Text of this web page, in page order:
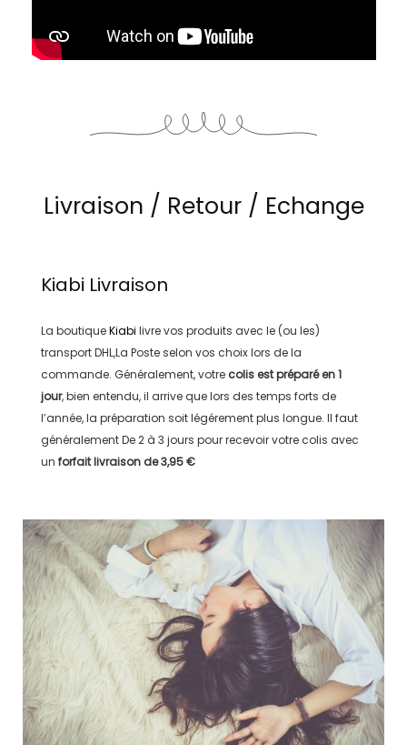
Livraison / Retour / Echange
Kiabi Livraison
La boutiqueKiabi livre vos produits avec le (ou les)
transportDHL,La Posteselon vos choix lors de la
commande. Généralement, votre colis est préparé en1
jour, bien entendu, il arrive que lors des temps forts de
l’année, la préparation soit légérement plus longue. Il faut
généralementDe 2 à 3 jours pour recevoir votre colis avec
un forfait livraison de3,95 €